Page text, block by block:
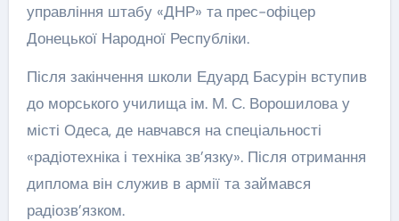
управління штабу «ДНР» та прес-офіцер
Донецької Народної Республіки.
Після закінчення школи Едуард Басурін вступив
до морського училища ім. М. С. Ворошилова у
місті Одеса, де навчався на спеціальності
«радіотехніка і техніка зв’язку». Після отримання
диплома він служив в армії та займався
радіозв’язком.